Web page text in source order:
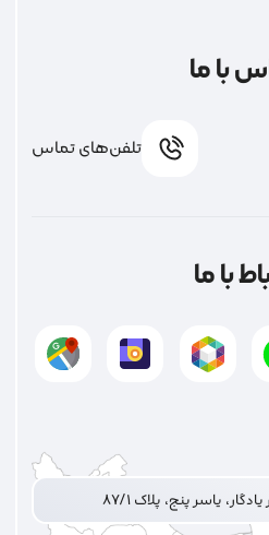
با ما
تلفن‌های تماس
با ما
یاسر پنج، پلاک ۸۷/۱